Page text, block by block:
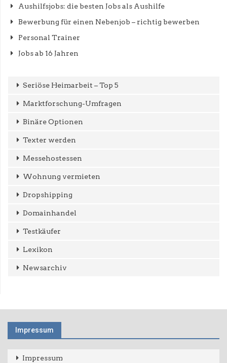
Aushilfsjobs: die besten Jobs als Aushilfe
Bewerbung für einen Nebenjob – richtig bewerben
Personal Trainer
Jobs ab 16 Jahren
Seriöse Heimarbeit – Top 5
Marktforschung-Umfragen
Binäre Optionen
Texter werden
Messehostessen
Wohnung vermieten
Dropshipping
Domainhandel
Testkäufer
Lexikon
Newsarchiv
Impressum
Impressum